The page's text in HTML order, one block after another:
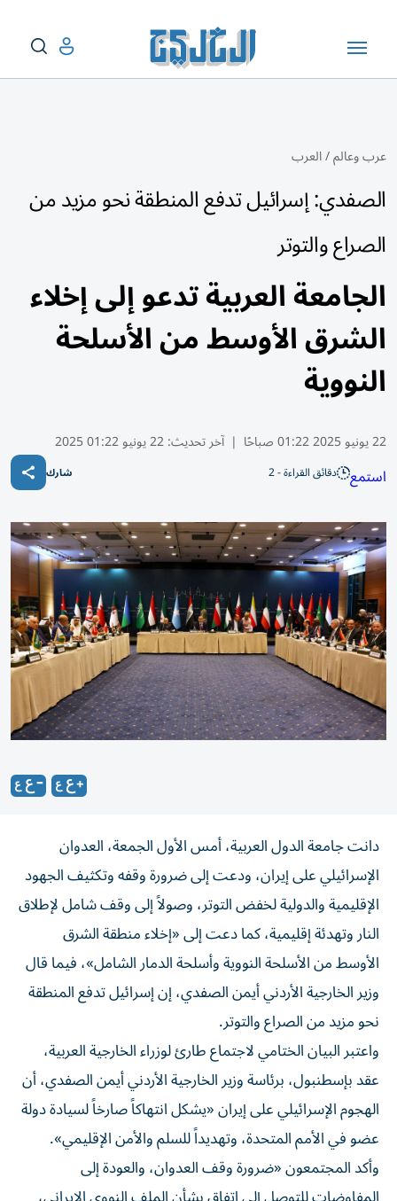
عرب وعالم/العرب
الصفدي: إسرائيل تدفع المنطقة نحو مزيد من
الصراع والتوتر
الجامعة العربية تدعو إلى إخلاء
الشرق الأوسط من الأسلحة
النووية
22 يونيو 2025 01:22 صباحًا | آخر تحديث:22 يونيو 01:22 2025
استمع دقائق القراءة - 2 شارك
دانت جامعة الدول العربية، أمس الأول الجمعة، العدوان
الإسرائيلي على إيران، ودعت إلى ضرورة وقفه وتكثيف الجهود
الإقليمية والدولية لخفض التوتر، وصولاً إلى وقف شامل لإطلاق
النار وتهدئة إقليمية، كما دعت إلى «إخلاء منطقة الشرق
الأوسط من الأسلحة النووية وأسلحة الدمار الشامل»، فيما قال
وزير الخارجية الأردني أيمن الصفدي، إن إسرائيل تدفع المنطقة
نحو مزيد من الصراع والتوتر.
واعتبر البيان الختامي لاجتماع طارئ لوزراء الخارجية العربية،
عقد بإسطنبول، برئاسة وزير الخارجية الأردني أيمن الصفدي، أن
الهجوم الإسرائيلي على إيران «يشكل انتهاكاً صارخاً لسيادة دولة
عضو في الأمم المتحدة، وتهديداً للسلم والأمن الإقليمي».
وأكد المجتمعون «ضرورة وقف العدوان، والعودة إلى